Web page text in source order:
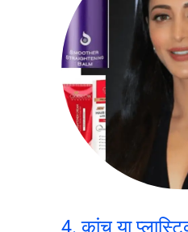
4. कांच या